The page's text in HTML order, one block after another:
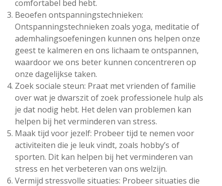
comfortabel bed hebt.
Beoefen ontspanningstechnieken:
Ontspanningstechnieken zoals yoga, meditatie of
ademhalingsoefeningen kunnen ons helpen onze
geest te kalmeren en ons lichaam te ontspannen,
waardoor we ons beter kunnen concentreren op
onze dagelijkse taken.
Zoek sociale steun: Praat met vrienden of familie
over wat je dwarszit of zoek professionele hulp als
je dat nodig hebt. Het delen van problemen kan
helpen bij het verminderen van stress.
Maak tijd voor jezelf: Probeer tijd te nemen voor
activiteiten die je leuk vindt, zoals hobby’s of
sporten. Dit kan helpen bij het verminderen van
stress en het verbeteren van ons welzijn.
Vermijd stressvolle situaties: Probeer situaties die